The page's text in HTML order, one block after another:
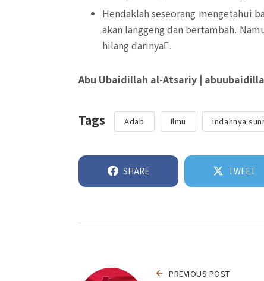
Hendaklah seseorang mengetahui
akan langgeng dan bertambah.
hilang darinya.ِ
Abu Ubaidillah al-Atsariy |
Tags Adab Ilmu indahnya
SHARE TWEET
PREVIOUS POST